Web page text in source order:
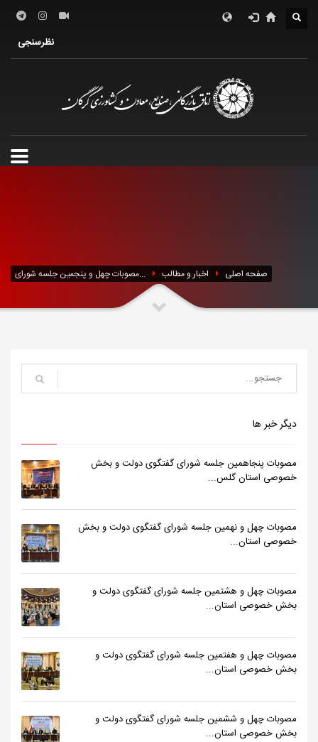
درباره اتاق
معرفی استان
نظرسنجی
مصوبات چهل و پنجمین جلسه شورای... اخبار و مطالب صفحه اصلی
دیگر خبر ها
مصوبات پنجاهمین جلسه شورای گفتگوی دولت و بخش
خصوصی استان گلس...
مصوبات چهل و نهمین جلسه شورای گفتگوی دولت و بخش
خصوصی استان...
مصوبات چهل و هشتمین جلسه شورای گفتگوی دولت و
بخش خصوصی استان...
مصوبات چهل و هفتمین جلسه شورای گفتگوی دولت و
بخش خصوصی استان...
مصوبات چهل و ششمین جلسه شورای گفتگوی دولت و
بخش خصوصی استان...